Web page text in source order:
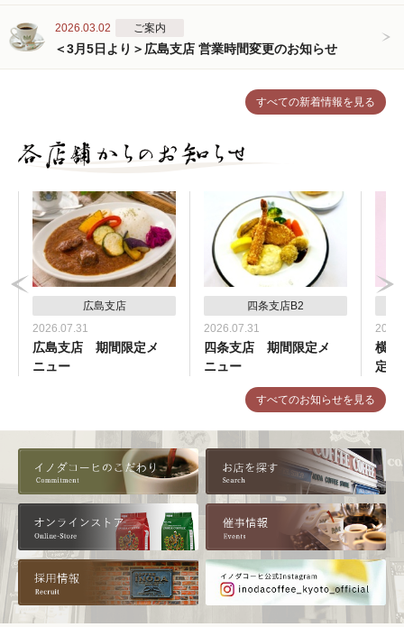
すべての新着情報を見る
2026.03.02 ご案内
＜3月5日より＞広島支店 営業時間変更のお知らせ
すべてのお知らせを見る
広島支店
2026.07.31
広島支店 期間限定メ
ニュー
四条支店B2
2026.07.31
四条支店 期間限定メ
ニュー
横
定メ